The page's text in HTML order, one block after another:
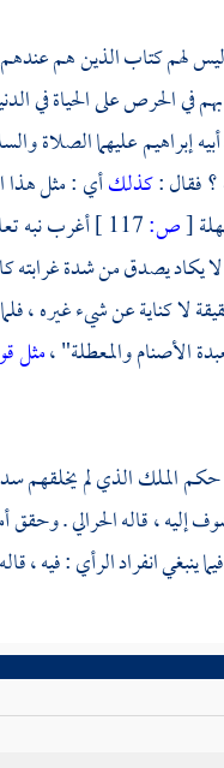
ليس لهم كتاب الذين هم
في الحرص على الحياة في
إبراهيمعليهما الصلاة
؟ فقال :كذلكأي : مثل هذا
[ص:
أغرب نبه
لا يكاد يصدق من شدة
لا كناية عن شيء غيره ،
الأصنام والمعطلة" ،مثل
الملك الذي لم يخلقهم
، قاله الحرالي . وحقق
فيما ينبغي انفراد الرأي : فيه ، قاله